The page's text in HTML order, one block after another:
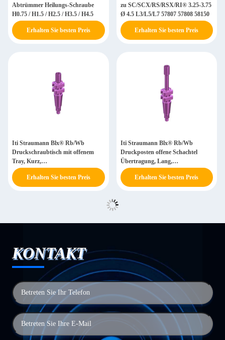
Abtrümmer Heilungs-Schraube
H0.75 / H1.5 / H2.5 / H3.5 / H4.5
Erhalten Sie besten Preis
zu SC/SCX/RS/RSX/RI® 3.25-3.75
Ø 4.5 L3/L5/L7 57807 57808 58150
Erhalten Sie besten Preis
Iti Straumann Blx® Rb/Wb
Druckschraubtisch mit offenem
Tray, Kurz,
Erhalten Sie besten Preis
Iti Straumann Blx® Rb/Wb
Druckposten offene Schachtel
Übertragung, Lang,
Führerschraube, L 24mm, Titan
GR5 ELIErhalten Sie besten Preis
KONTAKT